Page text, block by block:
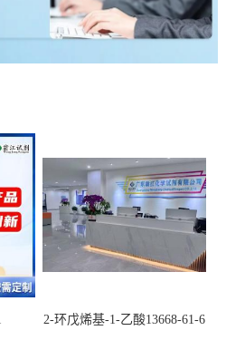
2-环戊烯基-1-乙酸13668-61-6